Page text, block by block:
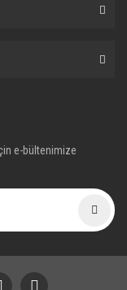
e-bültenimize